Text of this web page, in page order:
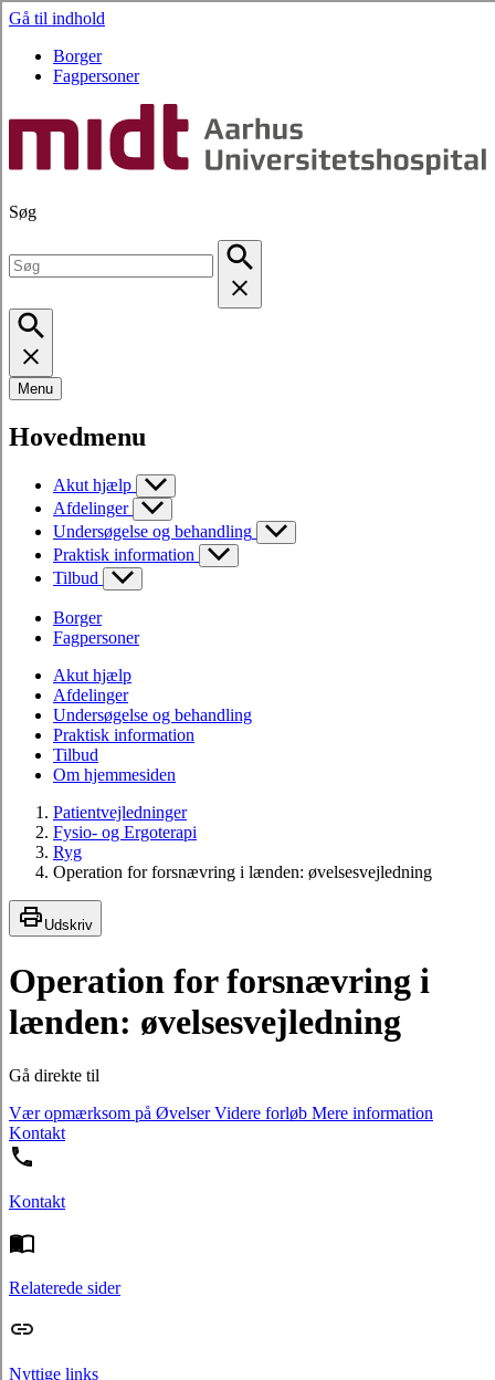
Gå til indhold
Borger
Fagpersoner
Søg
Menu
Hovedmenu
Akut hjælp
Afdelinger
Undersøgelse og behandling
Praktisk information
Tilbud
Borger
Fagpersoner
Akut hjælp
Afdelinger
Undersøgelse og behandling
Praktisk information
Tilbud
Om hjemmesiden
Patientvejledninger
Fysio- og Ergoterapi
Ryg
Operation for forsnævring i lænden: øvelsesvejledning
Udskriv
Operation for forsnævring i
lænden: øvelsesvejledning
Gå direkte til
Vær opmærksom på ØvelserVidere forløb Mere information
Kontakt
Kontakt
Relaterede sider
Nyttige links